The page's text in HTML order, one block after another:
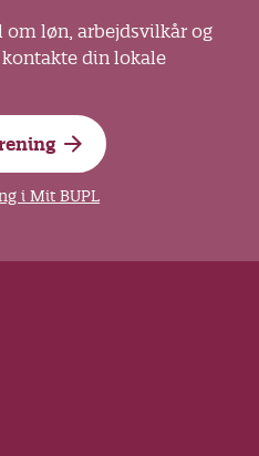
om løn, arbejdsvilkår og
din lokale
i Mit BUPL